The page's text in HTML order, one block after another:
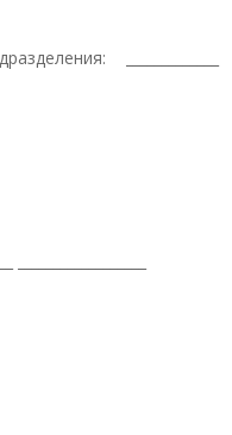
_____________